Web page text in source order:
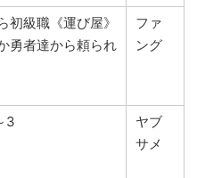
初級職《運び屋》
勇者達から頼られ
ファ
ング
3
ヤブ
サメ